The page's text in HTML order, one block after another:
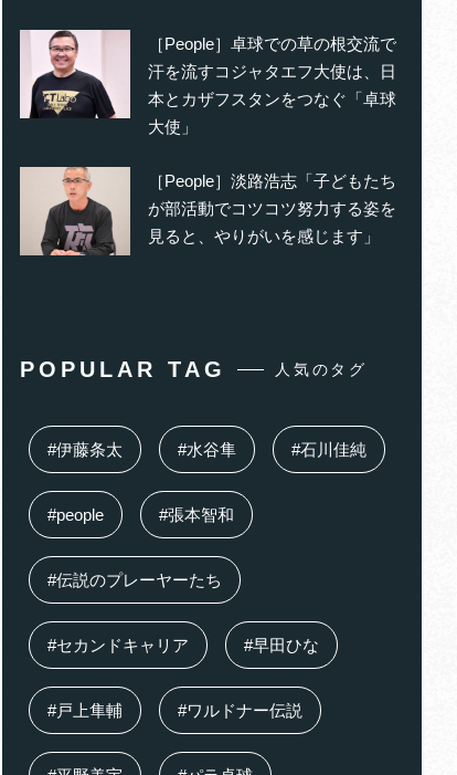
［People］卓球での草の根交流で
汗を流すコジャタエフ大使は、日
本とカザフスタンをつなぐ「卓球
大使」
［People］淡路浩志「子どもたち
が部活動でコツコツ努力する姿を
見ると、やりがいを感じます」
POPULAR TAG 人気のタグ
#伊藤条太 #水谷隼 #石川佳純
#people #張本智和
#伝説のプレーヤーたち
#セカンドキャリア #早田ひな
#戸上隼輔 #ワルドナー伝説